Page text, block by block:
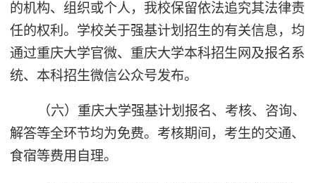
的机构、组织或个人，我校保留依法追究其法律责
任的权利。学校关于强基计划招生的有关信息，均
通过重庆大学官微、重庆大学本科招生网及报名系
统、本科招生微信公众号发布。
（六）重庆大学强基计划报名、考核、咨询、
解答等全环节均为免费。考核期间，考生的交通、
食宿等费用自理。